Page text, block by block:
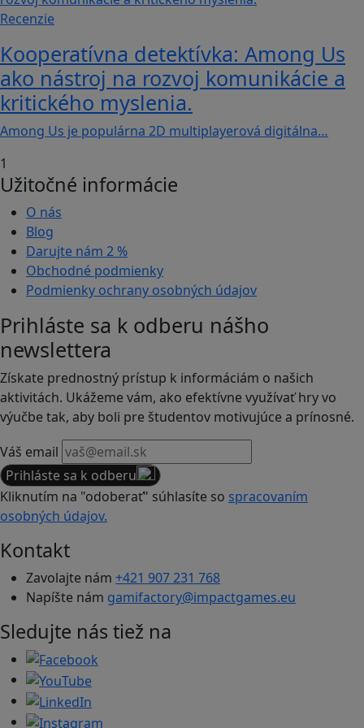
Recenzie
Kooperatívna detektívka: Among Us
ako nástroj na rozvoj komunikácie a
kritického myslenia.
Among Us je populárna 2D multiplayerová digitálna…
1
Užitočné informácie
O nás
Blog
Darujte nám 2 %
Obchodné podmienky
Podmienky ochrany osobných údajov
Prihláste sa k odberu nášho
newslettera
Získate prednostný prístup k informáciám o našich
aktivitách. Ukážeme vám, ako efektívne využívať hry vo
výučbe tak, aby boli pre študentov motivujúce a prínosné.
Váš email
Prihláste sa k odberu
Kliknutím na "odoberať" súhlasíte so spracovaním
osobných údajov.
Kontakt
Zavolajte nám +421 907 231 768
Napíšte nám gamifactory@impactgames.eu
Sledujte nás tiež na